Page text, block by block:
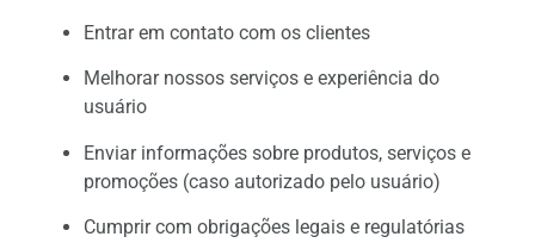
Entrar em contato com os clientes
Melhorar nossos serviços e experiência do
usuário
Enviar informações sobre produtos, serviços e
promoções (caso autorizado pelo usuário)
Cumprir com obrigações legais e regulatórias